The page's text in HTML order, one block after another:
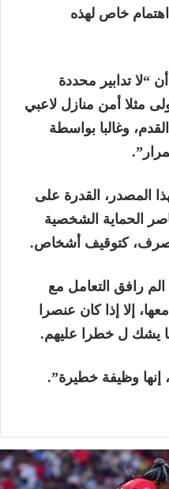
اهتمام خاص لهذه
تدابير محددة
مثلا أمن منازل لاعبي
وغالبا بواسطة
المصدر، القدرة على
الحماية الشخصية
كتوقيف أشخاص.
رافق التعامل مع
إلا إذا كان عنصرا
يشك ل خطرا عليهم.
وظيفة خطيرة”.